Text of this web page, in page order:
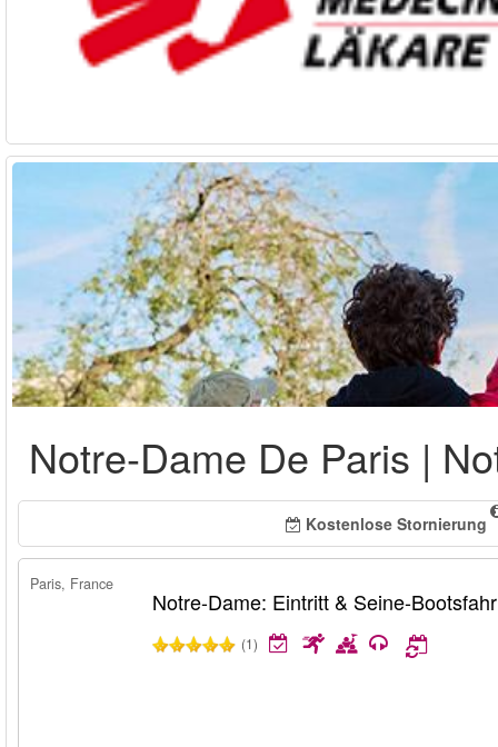
Notre-Dame De Paris |
Kostenlose Stornierung
Paris, France
Notre-Dame: Eintritt & Seine-
(1)